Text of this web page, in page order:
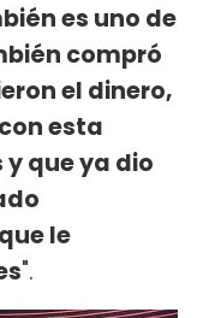
es uno de
compró
el dinero,
esta
que ya dio
le
".